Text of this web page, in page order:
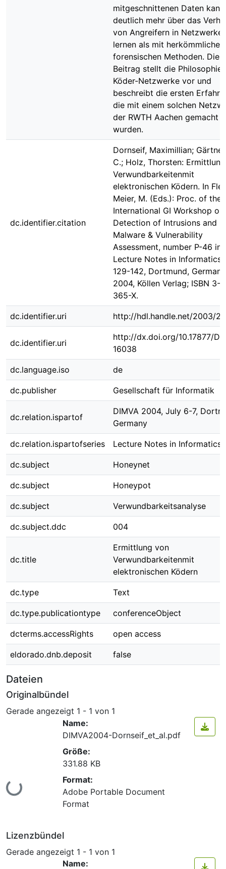
mitgeschnittenen Daten
deutlich mehr über das
von Angreifern in
lernen als mit herkömmlichen
forensischen Methoden.
Beitrag stellt die Philosophie
Köder-Netzwerke vor und
beschreibt die ersten
die mit einem solchen
der RWTH Aachen gemacht
wurden.
dc.identifier.citation
Dornseif, Maximillian;
C.; Holz, Thorsten:
Verwundbarkeitenmit
elektronischen Ködern. In
Meier, M. (Eds.): Proc. of the
International GI Workshop on
Detection of Intrusions and
Malware & Vulnerability
Assessment, number P-46 in
Lecture Notes in Informatics,
129-142, Dortmund,
2004, Köllen Verlag; ISBN 3-
365-X.
dc.identifier.uri http://hdl.handle.net/2003/
dc.identifier.uri
http://dx.doi.org/10.17877/
16038
dc.language.iso de
dc.publisher Gesellschaft für Informatik
dc.relation.ispartof
DIMVA 2004, July 6-7,
Germany
dc.relation.ispartofseries Lecture Notes in
dc.subject Honeynet
dc.subject Honeypot
dc.subject Verwundbarkeitsanalyse
dc.subject.ddc 004
dc.title
Ermittlung von
Verwundbarkeitenmit
elektronischen Ködern
dc.type Text
dc.type.publicationtype conferenceObject
dcterms.accessRights open access
eldorado.dnb.deposit false
Dateien
Originalbündel
Gerade angezeigt 1 - 1 von 1
Lade...
Name:
DIMVA2004-Dornseif_et_al.pdf
Größe:
331.88 KB
Format:
Adobe Portable Document
Format
Lizenzbündel
Gerade angezeigt 1 - 1 von 1
Name: